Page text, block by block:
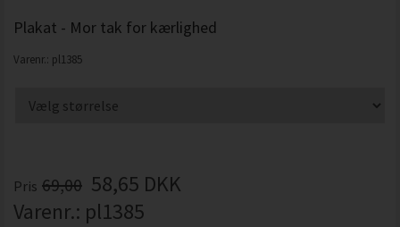
Plakat - Mor tak for kærlighed
Varenr.: pl1385
Pris 69,00 58,65 DKK
Varenr.: pl1385